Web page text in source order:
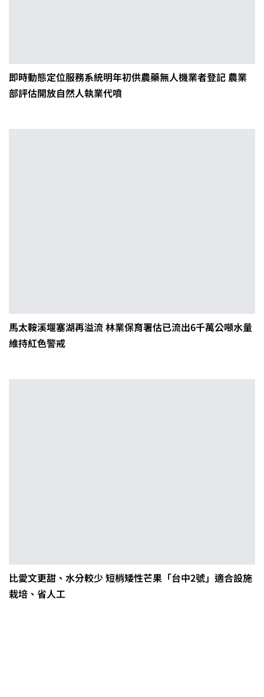
即時動態定位服務系統明年初供農藥無人機業者登記 農業
部評估開放自然人執業代噴
馬太鞍溪堰塞湖再溢流 林業保育署估已流出6千萬公噸水量
維持紅色警戒
比愛文更甜、水分較少 短梢矮性芒果「台中2號」適合設施
栽培、省人工